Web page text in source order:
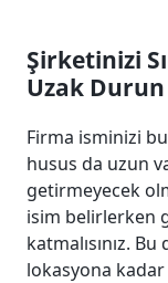
Şirketinizi
Uzak Durun
Firma isminizi
husus da uzun
getirmeyecek
isim belirlerken
katmalısınız.
lokasyona kadar